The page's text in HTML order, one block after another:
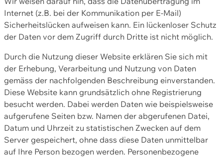
Internet (z.B. bei der Kommunikation per E-Mail)
Sicherheitslücken aufweisen kann. Ein lückenloser Schutz
der Daten vor dem Zugriff durch Dritte ist nicht möglich.
Durch die Nutzung dieser Website erklären Sie sich mit
der Erhebung, Verarbeitung und Nutzung von Daten
gemäss der nachfolgenden Beschreibung einverstanden.
Diese Website kann grundsätzlich ohne Registrierung
besucht werden. Dabei werden Daten wie beispielsweise
aufgerufene Seiten bzw. Namen der abgerufenen Datei,
Datum und Uhrzeit zu statistischen Zwecken auf dem
Server gespeichert, ohne dass diese Daten unmittelbar
auf Ihre Person bezogen werden. Personenbezogene